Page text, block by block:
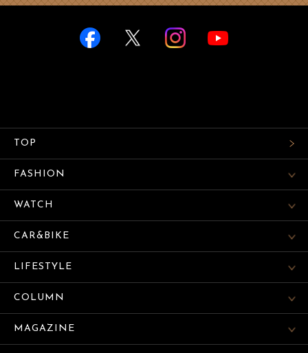
TOP
FASHION
WATCH
CAR&BIKE
LIFESTYLE
COLUMN
MAGAZINE